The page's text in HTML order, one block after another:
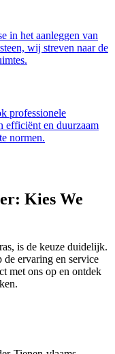
in het aanleggen van
wij streven naar de
professionele
efficiënt en duurzaam
normen.
Kies We
is de keuze duidelijk.
ervaring en service
met ons op en ontdek